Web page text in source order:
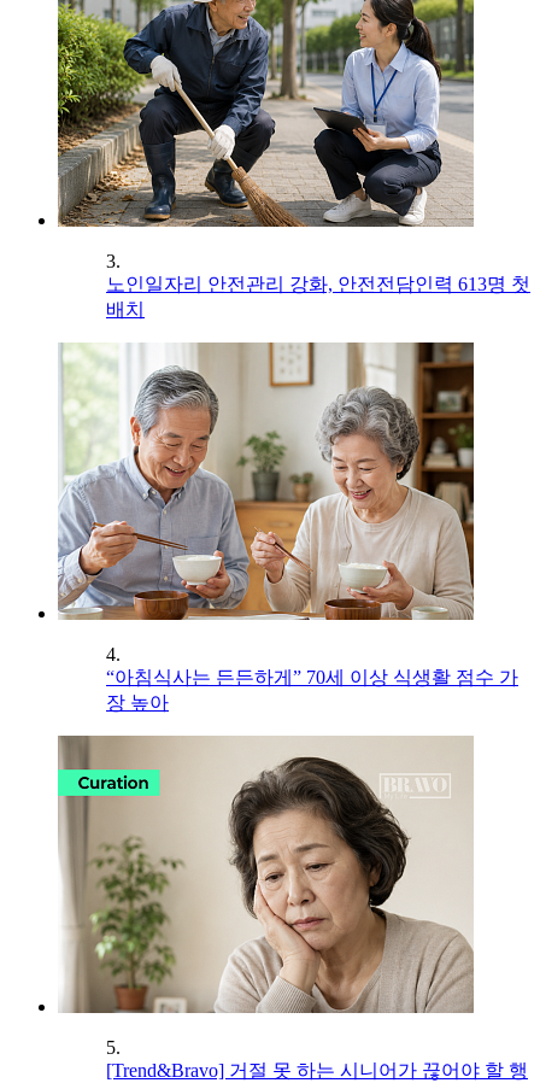
3.
노인일자리 안전관리 강화, 안전전담인력 613명 첫
배치
4.
“아침식사는 든든하게” 70세 이상 식생활 점수 가
장 높아
5.
[Trend&Bravo] 거절 못 하는 시니어가 끊어야 할 행